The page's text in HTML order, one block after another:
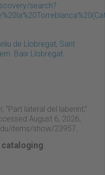
search?
de Llobregat, Sant
Baix Llobregat
“Part lateral del laberint,”
August 6, 2026,
items/show/23957